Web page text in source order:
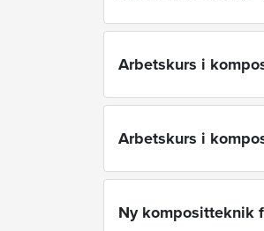
Arbetskurs i
Arbetskurs i
Ny kompositteknik